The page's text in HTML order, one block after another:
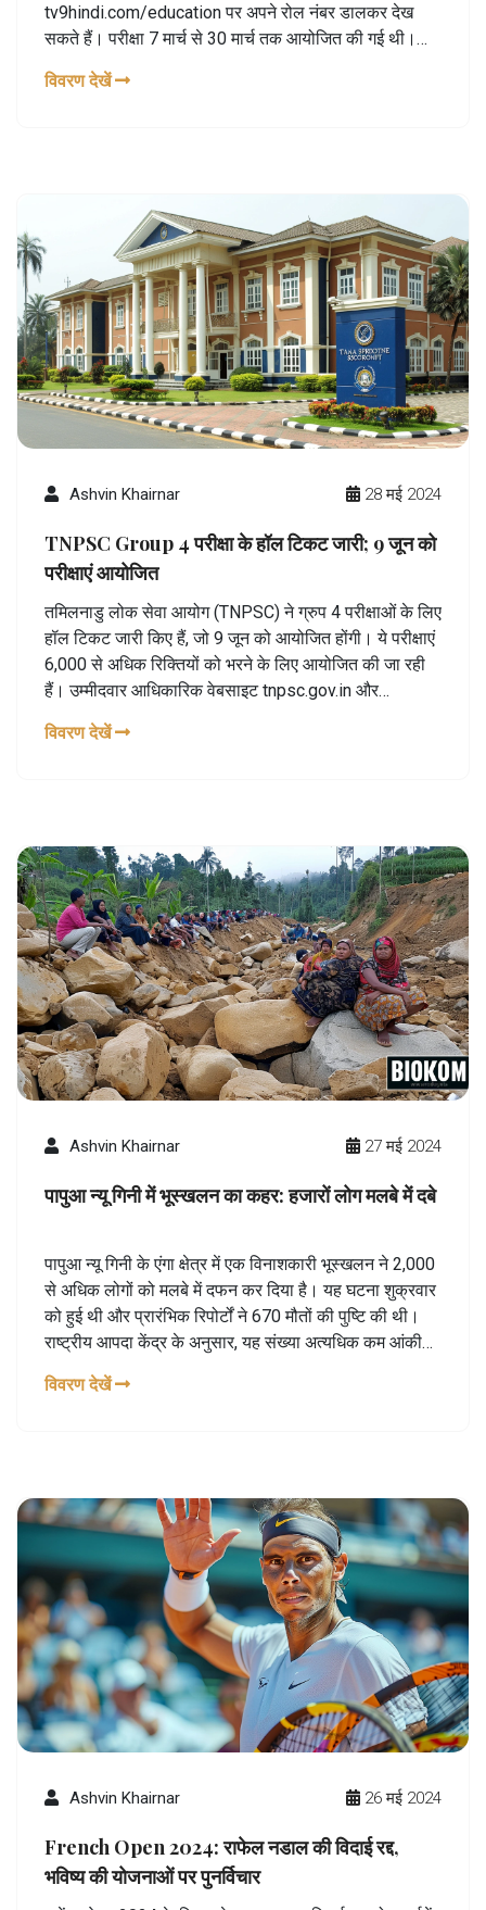
tv9hindi.com/education पर अपने रोल नंबर डालकर देख
सकते हैं। परीक्षा 7 मार्च से 30 मार्च तक आयोजित की गई थी।
33% अंक प्राप्त करने होंगे। जिन छात्रों के 1 या 2 विषयों में कम
विवरण देखें
Ashvin Khairnar 28 मई 2024
TNPSC Group 4 परीक्षा के हॉल टिकट जारी; 9 जून को
परीक्षाएं आयोजित
तमिलनाडु लोक सेवा आयोग (TNPSC) ने ग्रुप 4 परीक्षाओं के लिए
हॉल टिकट जारी किए हैं, जो 9 जून को आयोजित होंगी। ये परीक्षाएं
6,000 से अधिक रिक्तियों को भरने के लिए आयोजित की जा रही
हैं। उम्मीदवार आधिकारिक वेबसाइट tnpsc.gov.in और
विवरण देखें
Ashvin Khairnar 27 मई 2024
पापुआ न्यू गिनी में भूस्खलन का कहर: हजारों लोग मलबे में दबे
पापुआ न्यू गिनी के एंगा क्षेत्र में एक विनाशकारी भूस्खलन ने 2,000
से अधिक लोगों को मलबे में दफन कर दिया है। यह घटना शुक्रवार
को हुई थी और प्रारंभिक रिपोर्टों ने 670 मौतों की पुष्टि की थी।
राष्ट्रीय आपदा केंद्र के अनुसार, यह संख्या अत्यधिक कम आंकी
लगातार लगे हुए हैं।
विवरण देखें
Ashvin Khairnar 26 मई 2024
French Open 2024: राफेल नडाल की विदाई रद्द,
भविष्य की योजनाओं पर पुनर्विचार